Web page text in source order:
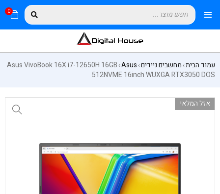
0
עמוד הבית›מחשבים ניידים›
Asus
›
Asus VivoBook 16X i7-12650H 16GB
512NVME 16inch WUXGA RTX3050 DOS
אזל המלאי